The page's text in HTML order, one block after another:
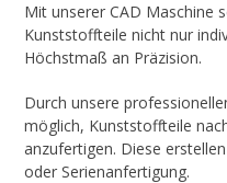
Mit unserer CAD Maschine
Kunststoffteile nicht nur
Höchstmaß an Präzision.
Durch unsere
möglich, Kunststoffteile
anzufertigen. Diese
oder Serienanfertigung.